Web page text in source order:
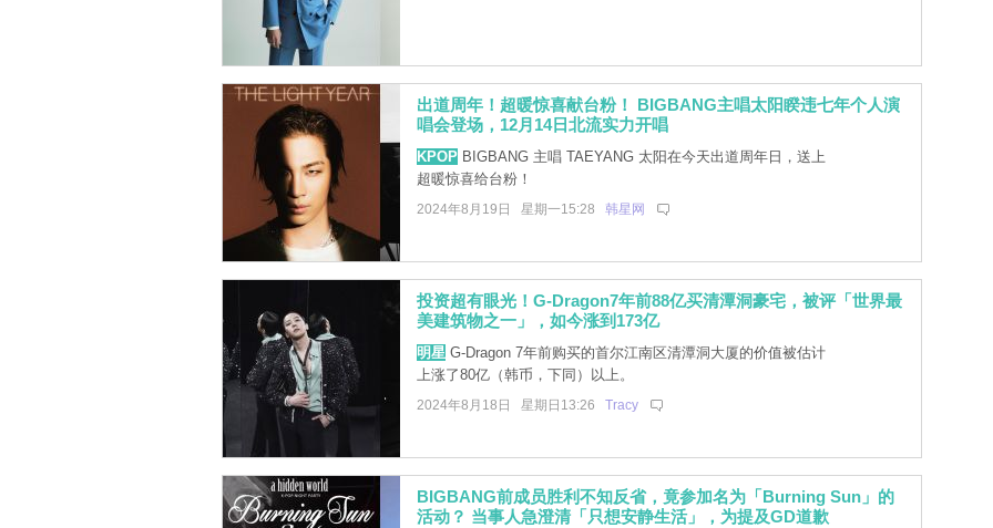
出道周年！超暖惊喜献台粉！ BIGBANG主唱太阳睽违七年个⼈演
唱会登场，12⽉14⽇北流实⼒开唱
KPOPBIGBANG 主唱 TAEYANG 太阳在今天出道周年⽇，送上
超暖惊喜给台粉！
2024年8月19日 星期一15:28 韩星网
投资超有眼光！G-Dragon7年前88亿买清潭洞豪宅，被评「世界最
美建筑物之一」，如今涨到173亿
明星G-Dragon 7年前购买的首尔江南区清潭洞大厦的价值被估计
上涨了80亿（韩币，下同）以上。
2024年8月18日 星期日13:26 Tracy
BIGBANG前成员胜利不知反省，竟参加名为「Burning Sun」的
活动？ 当事人急澄清「只想安静生活」，为提及GD道歉